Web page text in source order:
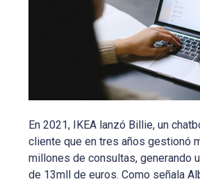
En 2021, IKEA lanzó Billie, un
cliente que en tres años gestionó
millones de consultas, generando
de 13mll de euros. Como señala